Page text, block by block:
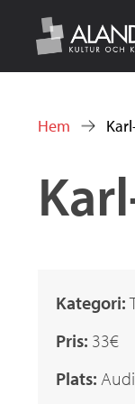
w
w
w
a
är
här
Hem
Kategori:
Pris: 33€
Plats: